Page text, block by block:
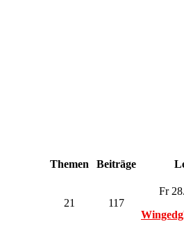
Themen Beiträge
21 117
Fr